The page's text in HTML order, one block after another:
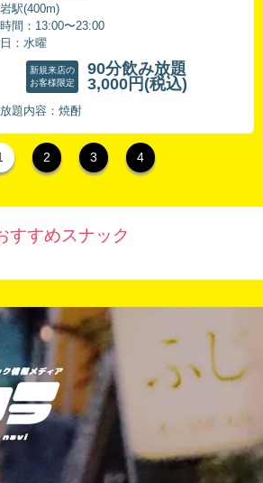
駅(400m)
間：13:00〜23:00
：水曜
新規来店の
お客様限定
90分飲み放題
3,000円 (税込)
題内容：焼酎
2 3 4
すすめスナック